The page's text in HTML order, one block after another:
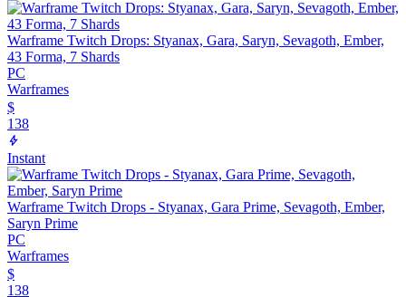
Warframe Twitch Drops: Styanax, Gara, Saryn, Sevagoth, Ember,
43 Forma, 7 Shards
PC
Warframes
$
138
Instant
Warframe Twitch Drops - Styanax, Gara Prime, Sevagoth, Ember,
Saryn Prime
PC
Warframes
$
138